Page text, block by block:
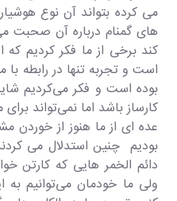
می کرده بتواند آن نوع
های گمنام درباره آن صحبت
کند برخی از ما فکر کردیم
است و تجربه تنها در رابطه
بوده است و فکر می‌کردیم
کارساز باشد اما نمی‌تواند
عده ای از ما هنوز از
بودیم چنین استدلال می
دائم الخمر هایی که کارتن‌
ولی ما خودمان می‌توانیم